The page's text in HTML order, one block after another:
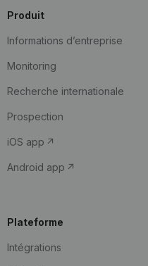
Produit
Informations d’entreprise
Monitoring
Recherche internationale
Prospection
iOS app
Android app
Plateforme
Intégrations